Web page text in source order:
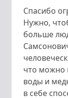
Спасибо
Нужно,
больше
что можно
воды и
в себе